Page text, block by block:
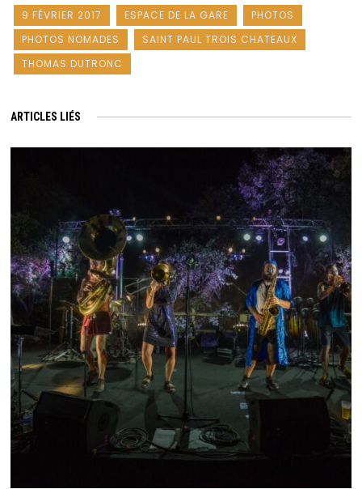
9 FÉVRIER 2017 ESPACE DE LA GARE
PHOTOS
PHOTOS NOMADES
SAINT PAUL TROIS CHATEAUX
THOMAS DUTRONC
ARTICLES LIÉS